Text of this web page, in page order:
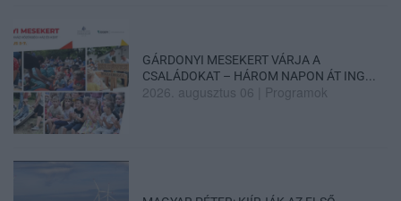
GÁRDONYI MESEKERT VÁRJA A
CSALÁDOKAT – HÁROM NAPON ÁT ING...
2026. augusztus 06 Programok